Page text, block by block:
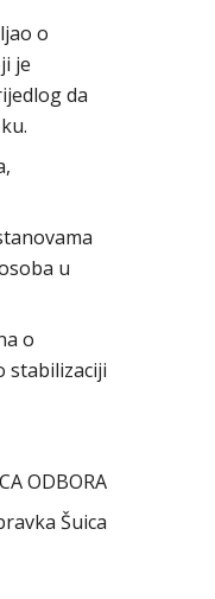
o
je
da
u
o
stabilizaciji
ODBORA
Šuica